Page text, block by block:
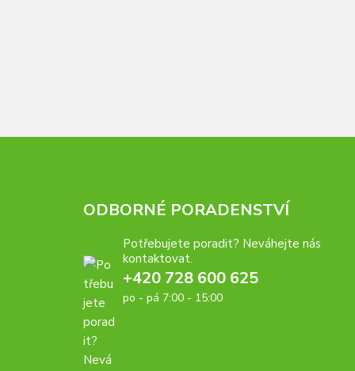
ODBORNÉ PORADENSTVÍ
Potřebujete poradit? Neváhejte nás
kontaktovat.
+420 728 600 625
po - pá 7:00 - 15:00